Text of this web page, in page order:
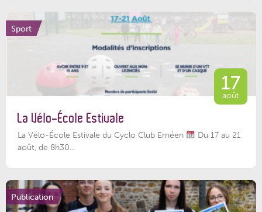
Sport
17
août
La Vélo-École Estivale
La Vélo-École Estivale du Cyclo Club Ernéen
Du 17 au 21
août, de 8h30...
Publication